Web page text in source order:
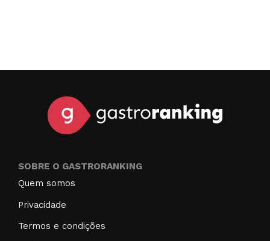
SOBRE O GASTRORANKING
Quem somos
Privacidade
Termos e condições